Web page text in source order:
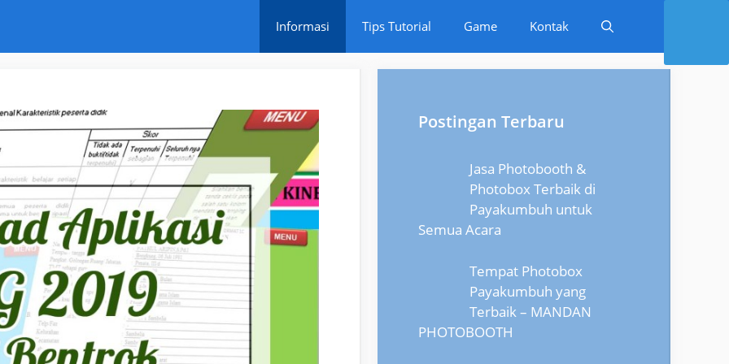
Informasi Tips Tutorial Game Kontak
Postingan Terbaru
Jasa Photobooth &
Photobox Terbaik di
Payakumbuh untuk
Semua Acara
Tempat Photobox
Payakumbuh yang
Terbaik – MANDAN
PHOTOBOOTH